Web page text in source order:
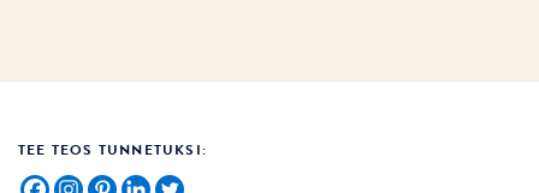
TEE TEOS TUNNETUKSI: